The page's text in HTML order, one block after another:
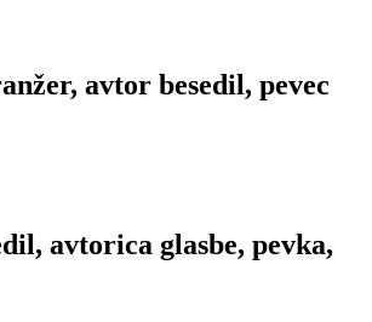
avtor besedil, pevec
avtorica glasbe, pevka,